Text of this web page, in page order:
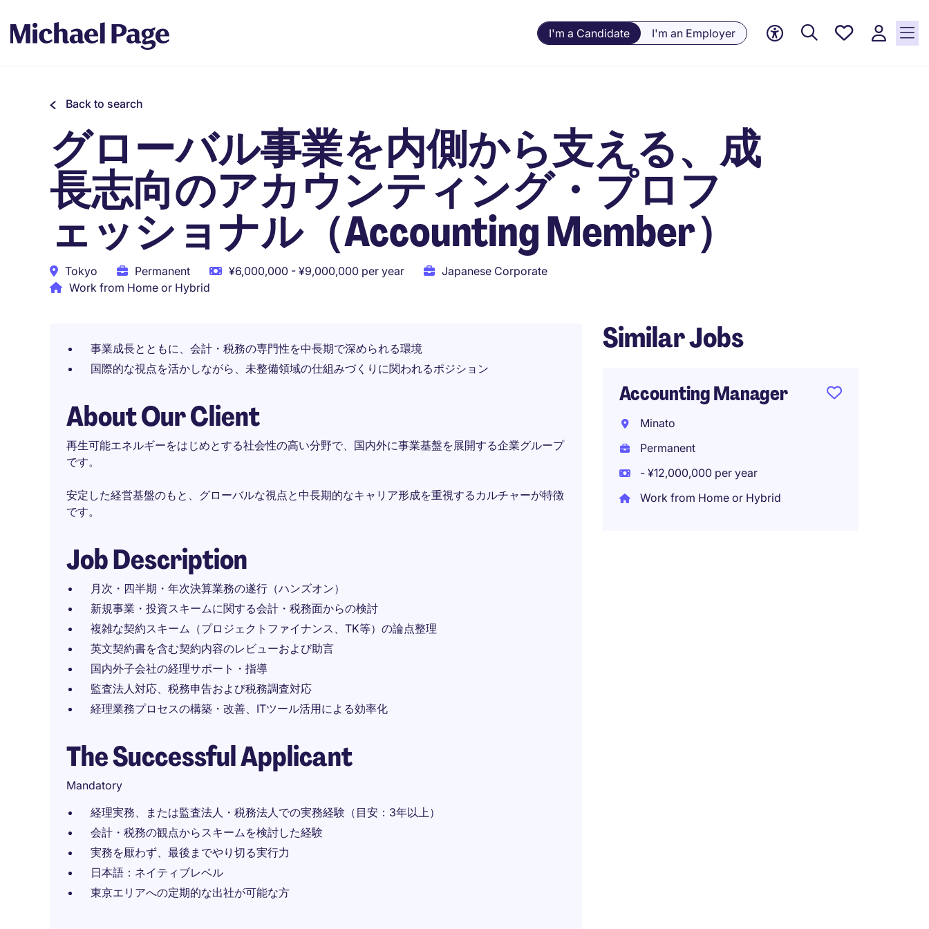
I'm a Candidate I'm an Employer
Saved
Back to search
グローバル事業を内側から支える、成
長志向のアカウンティング・プロフ
ェッショナル（Accounting Member）
Tokyo Permanent ¥6,000,000 - ¥9,000,000 per year
Japanese Corporate
Work from Home or Hybrid
事業成長とともに、会計・税務の専門性を中長期で深められる環境
国際的な視点を活かしながら、未整備領域の仕組みづくりに関われるポジション
About Our Client
再生可能エネルギーをはじめとする社会性の高い分野で、国内外に事業基盤を展開する企業グループ
です。
安定した経営基盤のもと、グローバルな視点と中長期的なキャリア形成を重視するカルチャーが特徴
です。
Job Description
月次・四半期・年次決算業務の遂行（ハンズオン）
新規事業・投資スキームに関する会計・税務面からの検討
複雑な契約スキーム（プロジェクトファイナンス、TK等）の論点整理
英文契約書を含む契約内容のレビューおよび助言
国内外子会社の経理サポート・指導
監査法人対応、税務申告および税務調査対応
経理業務プロセスの構築・改善、ITツール活用による効率化
The Successful Applicant
Mandatory
経理実務、または監査法人・税務法人での実務経験（目安：3年以上）
会計・税務の観点からスキームを検討した経験
実務を厭わず、最後までやり切る実行力
日本語：ネイティブレベル
東京エリアへの定期的な出社が可能な方
Similar Jobs
Accounting Manager
Minato
Permanent
- ¥12,000,000 per year
Work from Home or Hybrid